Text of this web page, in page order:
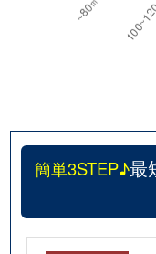
簡単3STEP♪最